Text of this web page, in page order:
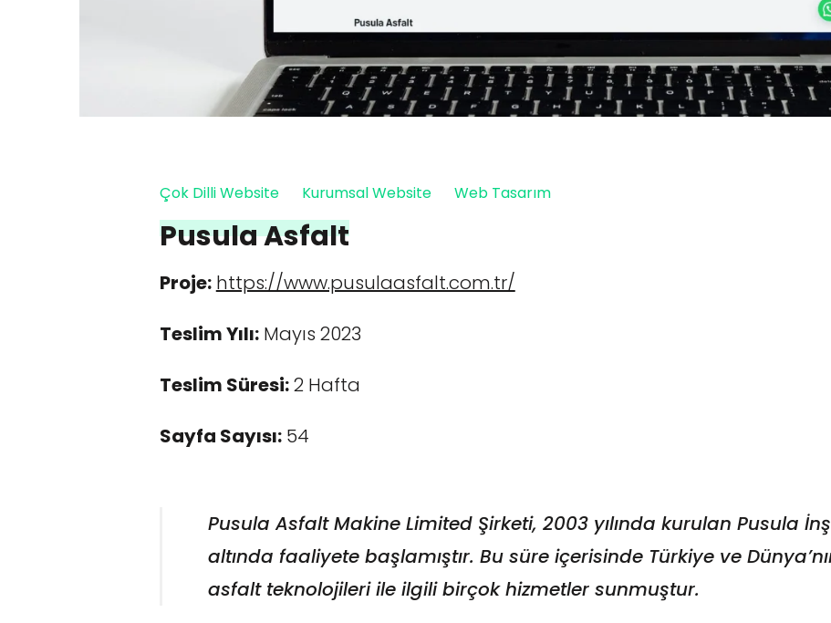
Çok Dilli Website Kurumsal Website Web Tasarım
Pusula Asfalt
Proje: https://www.pusulaasfalt.com.tr/
Teslim Yılı:Mayıs 2023
Teslim Süresi:2 Hafta
Sayfa Sayısı:54
Pusula Asfalt Makine Limited Şirketi, 2003 yılında kurulan Pusula
altında faaliyete başlamıştır. Bu süre içerisinde Türkiye ve
asfalt teknolojileri ile ilgili birçok hizmetler sunmuştur.